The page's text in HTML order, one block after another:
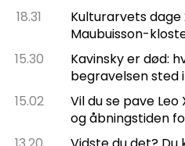
18.31
Kulturarvets dage
Maubuisson-
15.30
Kavinsky er død:
begravelsen sted
15.02
Vil du se pave Leo
og åbningstiden